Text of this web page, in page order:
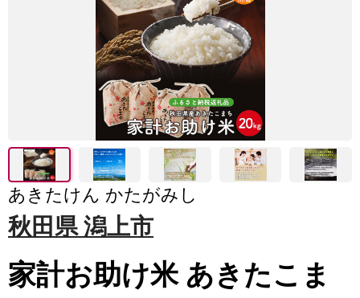
あきたけん かたがみし
秋田県 潟上市
家計お助け米 あきたこま